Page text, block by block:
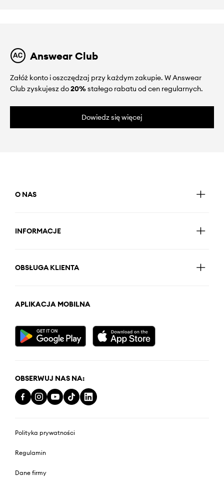
Answear Club
Załóż konto i oszczędzaj przy każdym zakupie. W Answear
Club zyskujesz do20%stałego rabatu od cen regularnych.
Dowiedz się więcej
O NAS
INFORMACJE
OBSŁUGA KLIENTA
APLIKACJA MOBILNA
OBSERWUJ NAS NA:
Polityka prywatności
Regulamin
Dane firmy